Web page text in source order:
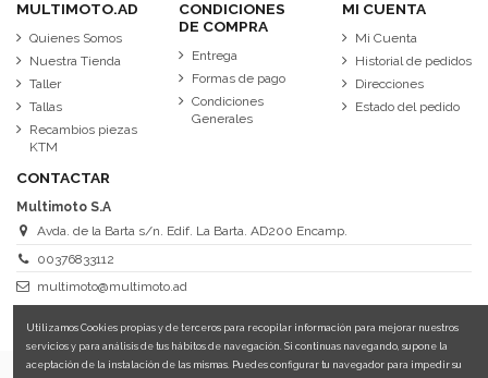
MULTIMOTO.AD
Quienes Somos
Nuestra Tienda
Taller
Tallas
Recambios piezas
KTM
CONDICIONES
DE COMPRA
Entrega
Formas de pago
Condiciones
Generales
MI CUENTA
Mi Cuenta
Historial de pedidos
Direcciones
Estado del pedido
CONTACTAR
Multimoto S.A
Avda. de la Barta s/n. Edif. La Barta. AD200 Encamp.
00376833112
multimoto@multimoto.ad
Utilizamos Cookies propias y de terceros para recopilar información para mejorar nuestros
servicios y para análisis de tus hábitos de navegación. Si continuas navegando, supone la
aceptación de la instalación de las mismas. Puedes configurar tu navegador para impedir su